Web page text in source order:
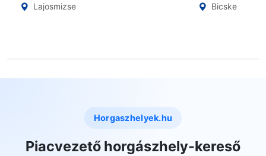
Lajosmizse Bicske
Horgaszhelyek.hu
Piacvezető horgászhely-kereső